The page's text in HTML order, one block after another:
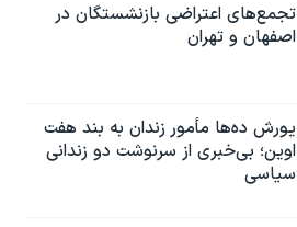
تجمع‌های اعتراضی بازنشستگان در
اصفهان و تهران
یورش ده‌ها مأمور زندان به بند هفت
اوین؛ بی‌خبری از سرنوشت دو زندانی
سیاسی